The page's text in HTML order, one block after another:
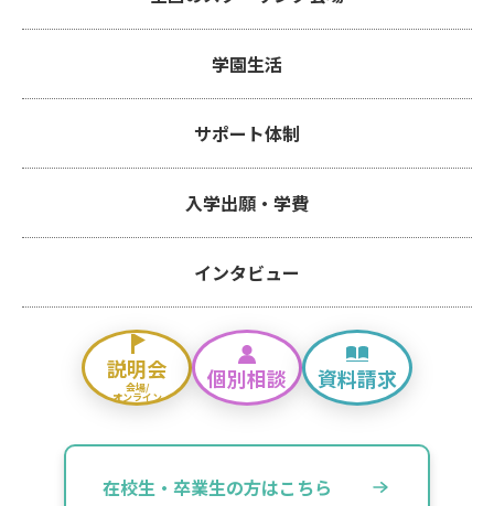
学園生活
サポート体制
入学出願・学費
インタビュー
説明会
会場/
オンライン
個別相談 資料請求
在校生・卒業生の方はこちら